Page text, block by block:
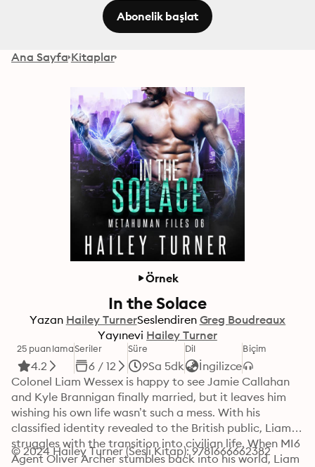
Abonelik başlat
Ana Sayfa Kitaplar
Örnek
In the Solace
Yazan Hailey TurnerSeslendiren Greg Boudreaux
Yayınevi Hailey Turner
25 puanlama
4.2
Seriler
6 / 12
Süre
9Sa 5dk
Dil
İngilizce
Biçim
Colonel Liam Wessex is happy to see Jamie Callahan
and Kyle Brannigan finally married, but it leaves him
wishing his own life wasn’t such a mess. With his
classified identity revealed to the British public, Liam
struggles with the transition into civilian life. When MI6
Agent Oliver Archer stumbles back into his world, Liam
© 2024 Hailey Turner (Sesli Kitap): 9781666662382